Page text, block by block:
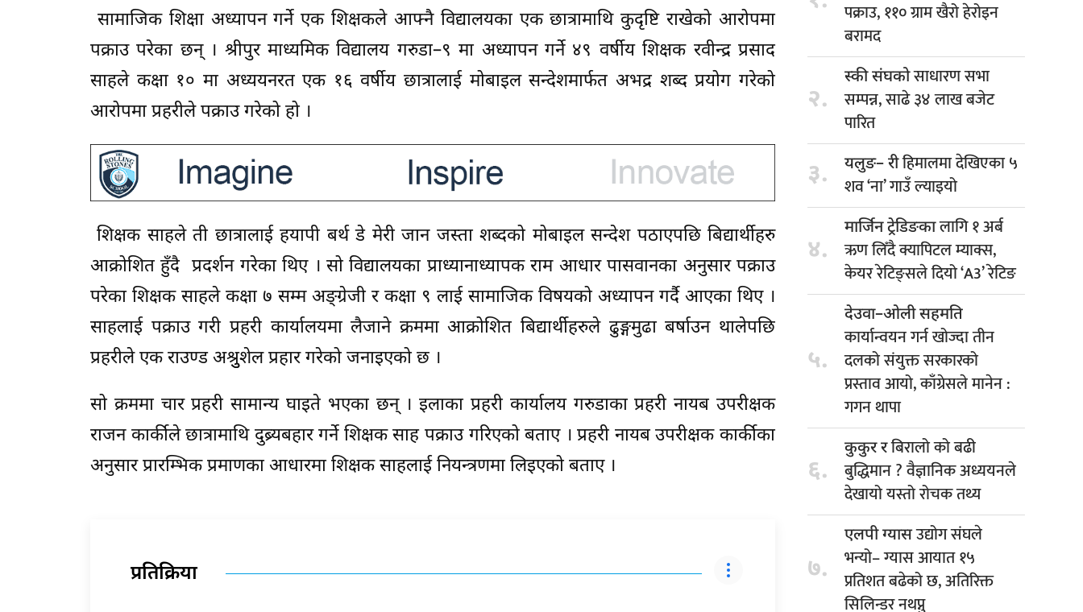
सामाजिक शिक्षा अध्यापन गर्ने एक शिक्षकले आफ्नै विद्यालयका एक छात्रामाथि कुदृष्टि राखेको आरोपमा
पक्राउ परेका छन् । श्रीपुर माध्यमिक विद्यालय गरुडा–९ मा अध्यापन गर्ने ४९ वर्षीय शिक्षक रवीन्द्र प्रसाद
साहले कक्षा १० मा अध्ययनरत एक १६ वर्षीय छात्रालाई मोबाइल सन्देशमार्फत अभद्र शब्द प्रयोग गरेको
आरोपमा प्रहरीले पक्राउ गरेको हो ।
शिक्षक साहले ती छात्रालाई हयापी बर्थ डे मेरी जान जस्ता शब्दको मोबाइल सन्देश पठाएपछि बिद्यार्थीहरु
आक्रोशित हुँदै प्रदर्शन गरेका थिए । सो विद्यालयका प्राध्यानाध्यापक राम आधार पासवानका अनुसार पक्राउ
परेका शिक्षक साहले कक्षा ७ सम्म अङ्ग्रेजी र कक्षा ९ लाई सामाजिक विषयको अध्यापन गर्दै आएका थिए ।
साहलाई पक्राउ गरी प्रहरी कार्यालयमा लैजाने क्रममा आक्रोशित बिद्यार्थीहरुले ढुङ्गमुढा बर्षाउन थालेपछि
प्रहरीले एक राउण्ड अश्रुुशेल प्रहार गरेको जनाइएको छ ।
सो क्रममा चार प्रहरी सामान्य घाइते भएका छन् । इलाका प्रहरी कार्यालय गरुडाका प्रहरी नायब उपरीक्षक
राजन कार्कीले छात्रामाथि दुब्र्यबहार गर्ने शिक्षक साह पक्राउ गरिएको बताए । प्रहरी नायब उपरीक्षक कार्कीका
अनुसार प्रारम्भिक प्रमाणका आधारमा शिक्षक साहलाई नियन्त्रणमा लिइएको बताए ।
प्रतिक्रिया
पक्राउ, ११० ग्राम खैरो हेरोइन
बरामद
२.
स्की संघकोसाधारण सभा
सम्पन्न, साढे ३४ लाख बजेट
पारित
३. यलुङ– रीहिमालमा देखिएका ५
शव ‘ना’ गाउँ ल्याइयो
४.
मार्जिन ट्रेडिङकालागि १ अर्ब
ऋण लिँदै क्यापिटल म्याक्स,
केयर रेटिङ्सले दियो ‘A3’ रेटिङ
५.
देउवा–ओली सहमति
कार्यान्वयन गर्न खोज्दा तीन
दलको संयुक्त सरकारको
प्रस्ताव आयो, काँग्रेसले मानेन :
गगन थापा
६.
कुकुर रबिरालो को बढी
बुद्धिमान ? वैज्ञानिक अध्ययनले
देखायो यस्तो रोचक तथ्य
७.
एलपी ग्यासउद्योग संघले
भन्यो– ग्यास आयात १५
प्रतिशत बढेको छ, अतिरिक्त
सिलिन्डर नथप्नु